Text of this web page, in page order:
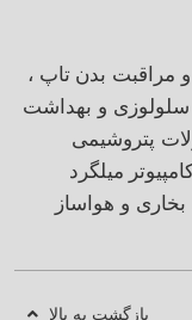
مراقبت بدن تاپ ،
سلولوزی و بهداشت
پتروشیمی
میلگرد
بخاری و هواساز
بازگشت به بالا